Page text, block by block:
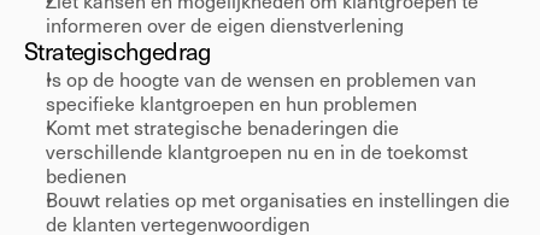
informeren over de eigen dienstverlening
Strategischgedrag
Is op de hoogte van de wensen en problemen van
specifieke klantgroepen en hun problemen
Komt met strategische benaderingen die
verschillende klantgroepen nu en in de toekomst
bedienen
Bouwt relaties op met organisaties en instellingen die
de klanten vertegenwoordigen